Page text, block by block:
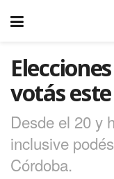
votás
Desde el 20 y
inclusive
Córdoba.